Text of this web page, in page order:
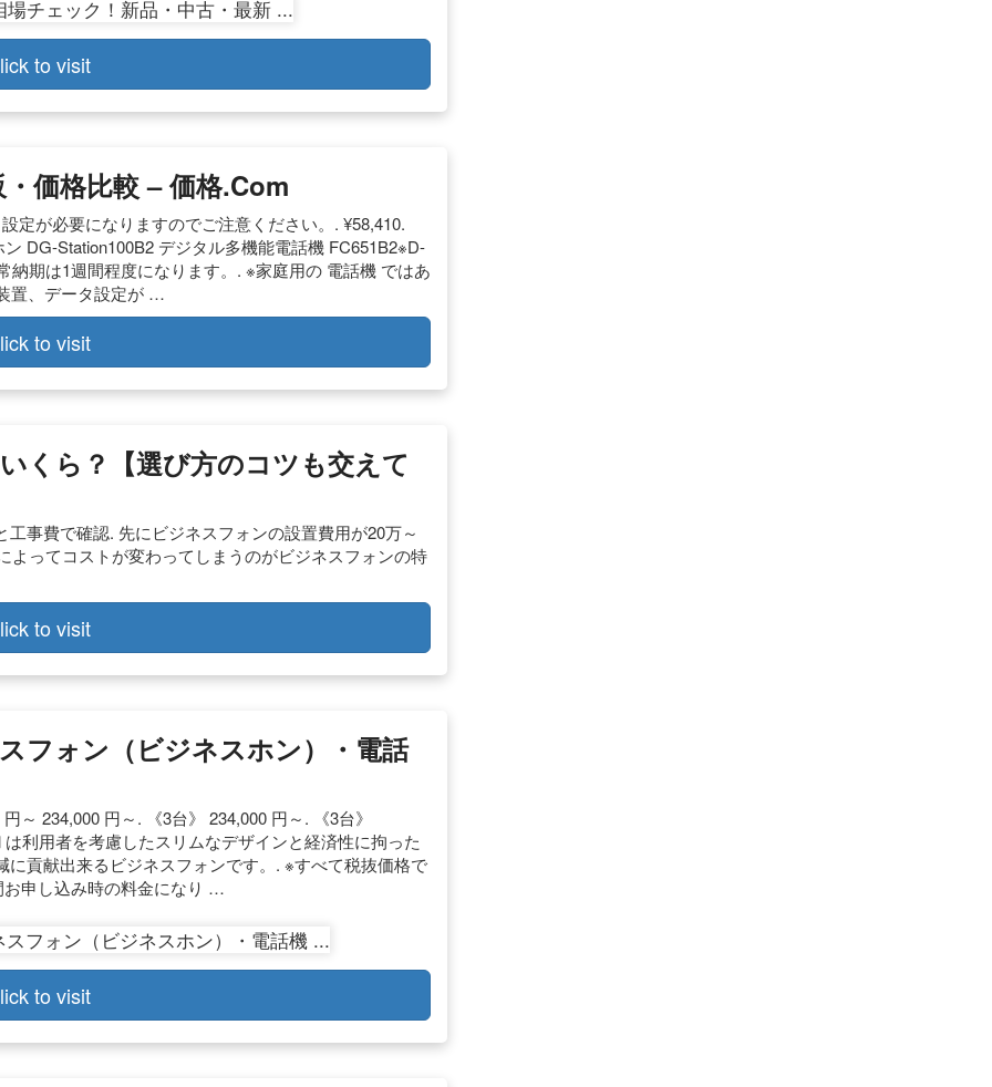
to visit
価格比較 – 価格.com
定が必要になりますのでご注意ください。. ¥58,410.
DG-Station100B2 デジタル多機能電話機 FC651B2※D-
納期は1週間程度になります。. ※家庭用の 電話機 ではあ
置、データ設定が …
to visit
くら？【選び方のコツも交えて
事費で確認. 先にビジネスフォンの設置費用が20万～
よってコストが変わってしまうのがビジネスフォンの特
to visit
フォン（ビジネスホン）・電話
234,000 円～. 《3台》 234,000 円～. 《3台》
利用者を考慮したスリムなデザインと経済性に拘った
貢献出来るビジネスフォンです。. ※すべて税抜価格で
申し込み時の料金になり …
to visit